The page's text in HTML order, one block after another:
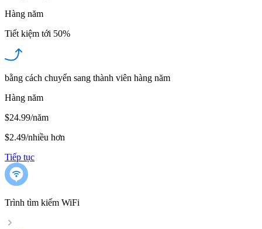
Hàng năm
Tiết kiệm tới 50%
bằng cách chuyển sang thành viên hàng năm
Hàng năm
$24.99/năm
$2.49/nhiều hơn
Tiếp tục
Trình tìm kiếm WiFi